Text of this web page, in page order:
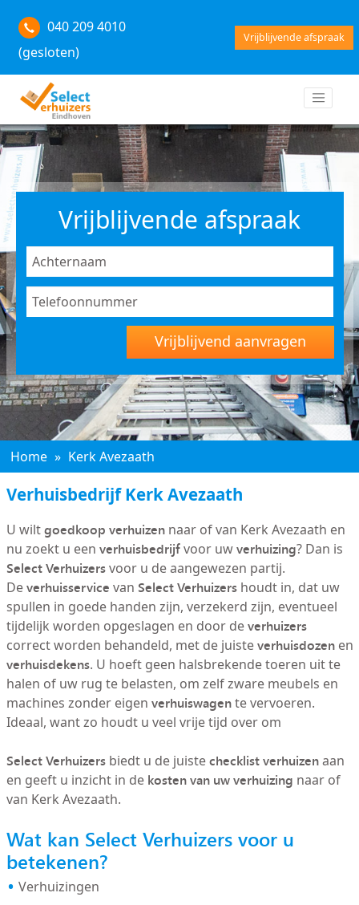
040 209 4010
(gesloten)
Vrijblijvende afspraak
Vrijblijvende afspraak
Vrijblijvend aanvragen
Home » Kerk Avezaath
Verhuisbedrijf Kerk Avezaath
U wiltgoedkoop verhuizennaar of van Kerk Avezaath en
nu zoekt u een verhuisbedrijfvoor uwverhuizing? Dan is
Select Verhuizersvoor u de aangewezen partij.
Deverhuisservice van Select Verhuizershoudt in, dat uw
spullen in goede handen zijn, verzekerd zijn, eventueel
tijdelijk worden opgeslagen en door deverhuizers
correct worden behandeld, met de juisteverhuisdozenen
verhuisdekens. U hoeft geen halsbrekende toeren uit te
halen of uw rug te belasten, om zelf zware meubels en
machines zonder eigen verhuiswagente vervoeren.
Ideaal, want zo houdt u veel vrije tijd over om
Select Verhuizersbiedt u de juistechecklist verhuizenaan
en geeft u inzicht in de kosten van uw verhuizing naar of
van Kerk Avezaath.
Wat kan Select Verhuizers voor u
betekenen?
Verhuizingen